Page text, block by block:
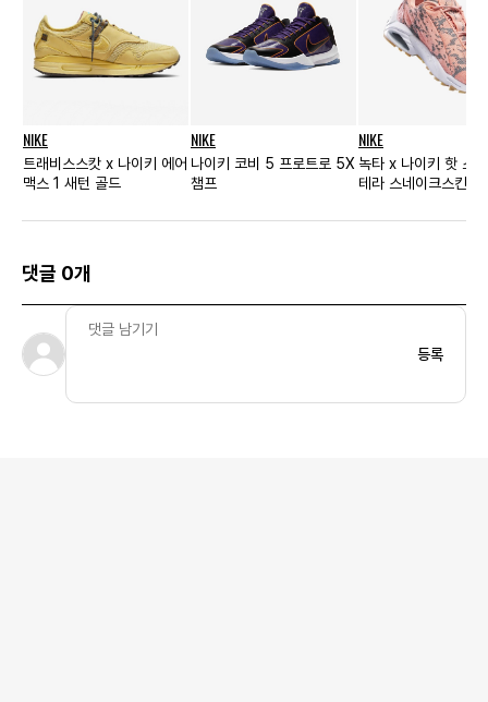
NIKE
트래비스스캇 x 나이키 에어
맥스 1 새턴 골드
NIKE
나이키 코비 5 프로트로 5X
챔프
NIKE
녹타 x 나이키 핫 스
테라 스네이크스킨
댓글 0개
등록